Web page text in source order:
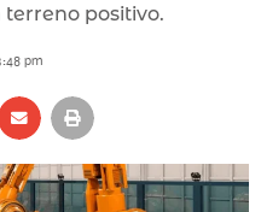
positivo.
pm